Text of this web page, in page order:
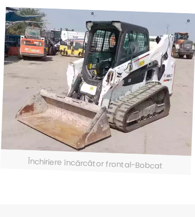
Închiriere încărcător frontal-Bobcat